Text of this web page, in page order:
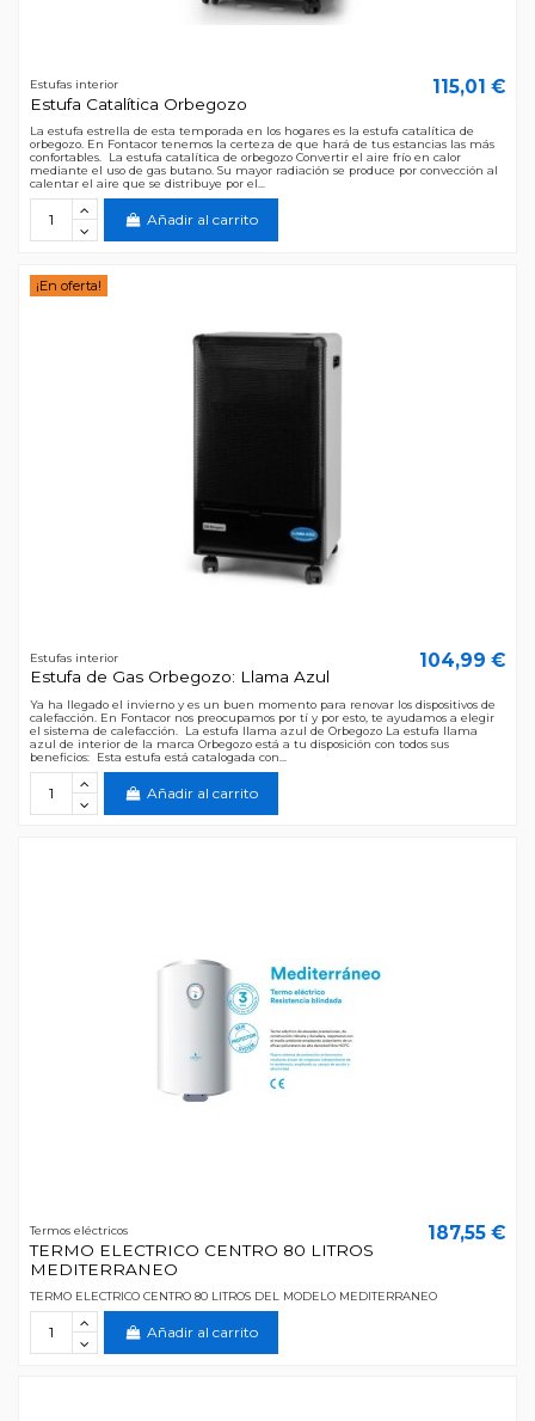
Estufas interior
Estufa Catalítica Orbegozo
115,01 €
La estufa estrella de esta temporada en los hogares es la estufa catalítica de
orbegozo. En Fontacor tenemos la certeza de que hará de tus estancias las más
confortables. La estufa catalítica de orbegozo Convertir el aire frío en calor
mediante el uso de gas butano. Su mayor radiación se produce por convección al
calentar el aire que se distribuye por el...
Añadir al carrito
¡En oferta!
Estufas interior
Estufa de Gas Orbegozo: Llama Azul
104,99 €
Ya ha llegado el invierno y es un buen momento para renovar los dispositivos de
calefacción. En Fontacor nos preocupamos por tí y por esto, te ayudamos a elegir
el sistema de calefacción. La estufa llama azul de Orbegozo La estufa llama
azul de interior de la marca Orbegozo está a tu disposición con todos sus
beneficios: Esta estufa está catalogada con...
Añadir al carrito
Termos eléctricos
TERMO ELECTRICO CENTRO 80 LITROS
MEDITERRANEO
187,55 €
TERMO ELECTRICO CENTRO 80 LITROS DEL MODELO MEDITERRANEO
Añadir al carrito